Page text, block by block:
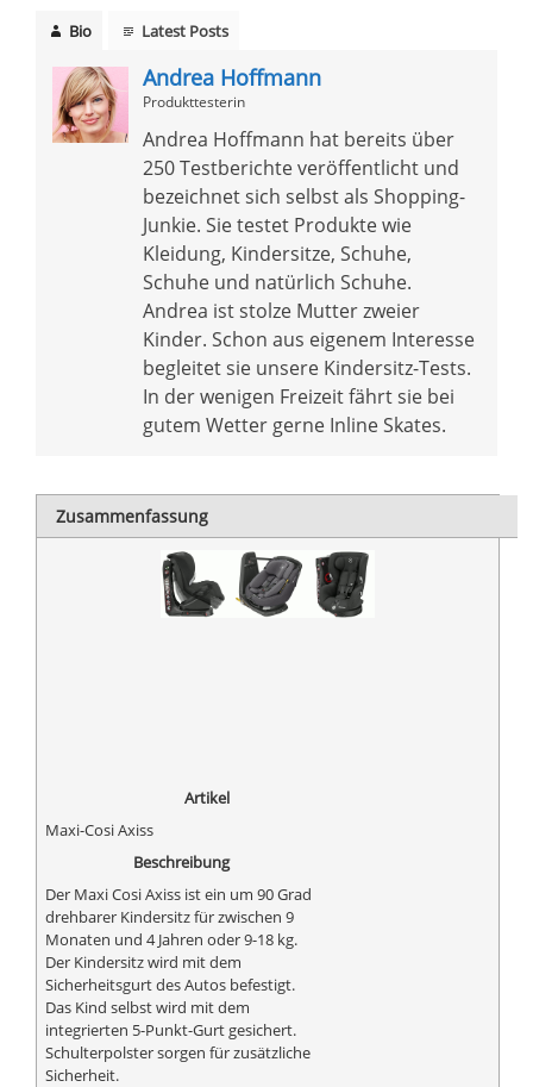
Bio Latest Posts
Andrea Hoffmann
Produkttesterin
Andrea Hoffmann hat bereits über
250 Testberichte veröffentlicht und
bezeichnet sich selbst als Shopping-
Junkie. Sie testet Produkte wie
Kleidung, Kindersitze, Schuhe,
Schuhe und natürlich Schuhe.
Andrea ist stolze Mutter zweier
Kinder. Schon aus eigenem Interesse
begleitet sie unsere Kindersitz-Tests.
In der wenigen Freizeit fährt sie bei
gutem Wetter gerne Inline Skates.
Zusammenfassung
Artikel
Maxi-Cosi Axiss
Beschreibung
Der Maxi Cosi Axiss ist ein um 90 Grad
drehbarer Kindersitz für zwischen 9
Monaten und 4 Jahren oder 9-18 kg.
Der Kindersitz wird mit dem
Sicherheitsgurt des Autos befestigt.
Das Kind selbst wird mit dem
integrierten 5-Punkt-Gurt gesichert.
Schulterpolster sorgen für zusätzliche
Sicherheit.